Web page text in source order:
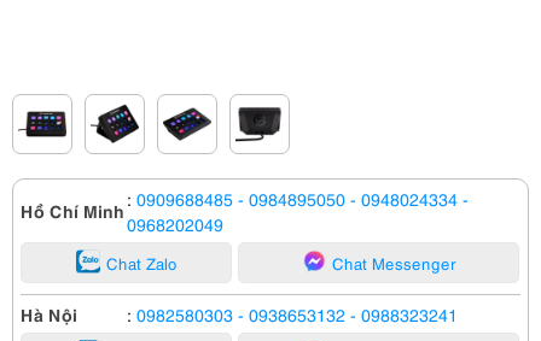
Hồ Chí Minh : 0909688485 - 0984895050 - 0948024334 -
0968202049
Chat Zalo Chat Messenger
Hà Nội : 0982580303 - 0938653132 - 0988323241